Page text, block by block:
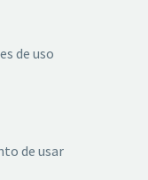
de uso
de usar